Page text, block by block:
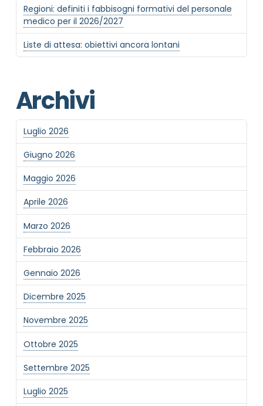
Regioni: definiti i fabbisogni formativi del personale
medico per il 2026/2027
Liste di attesa: obiettivi ancora lontani
Archivi
Luglio 2026
Giugno 2026
Maggio 2026
Aprile 2026
Marzo 2026
Febbraio 2026
Gennaio 2026
Dicembre 2025
Novembre 2025
Ottobre 2025
Settembre 2025
Luglio 2025